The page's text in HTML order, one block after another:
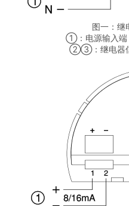
图一：继
①：电源输入端
②③：继电器